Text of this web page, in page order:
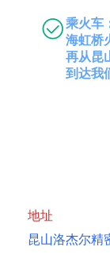
乘火车
海虹桥
再从昆
到达我
地址
昆山洛杰尔精